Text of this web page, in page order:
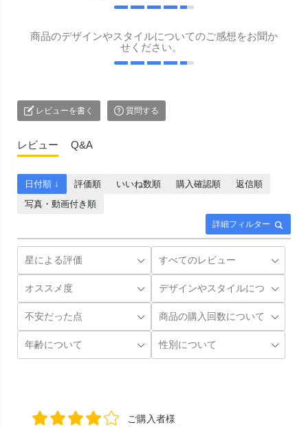
商品のデザインやスタイルについてのご感想をお聞か
せください。
レビューを書く 質問する
レビュー Q&A
詳細フィルター
日付順 ↓ 評価順 いいね数順 購入確認順
返信順
写真・動画付き順
ご購入者様